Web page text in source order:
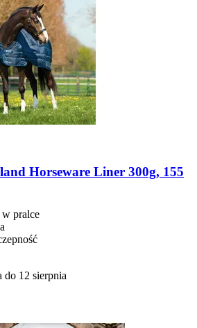
Horseware Liner 300g, 155
pralce
do 12 sierpnia